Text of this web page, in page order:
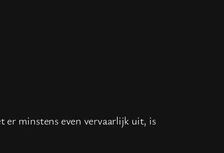
er minstens even vervaarlijk uit, is